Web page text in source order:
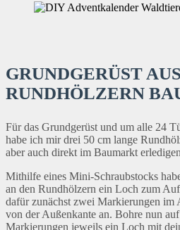
GRUNDGERÜST AUS
RUNDHÖLZERN
Für das Grundgerüst und um alle 24
habe ich mir drei 50 cm lange
aber auch direkt im Baumarkt
Mithilfe eines Mini-Schraubstocks
an den Rundhölzern ein Loch zum
dafür zunächst zwei Markierungen im
von der Außenkante an. Bohre nun
Markierungen jeweils ein Loch mit